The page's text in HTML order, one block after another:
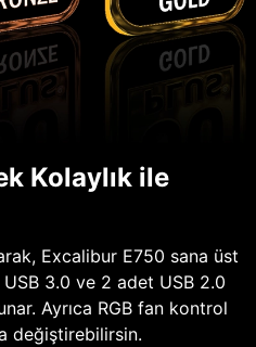
Kolaylık ile
Excalibur E750 sana üst
3.0 ve 2 adet USB 2.0
Ayrıca RGB fan kontrol
değiştirebilirsin.